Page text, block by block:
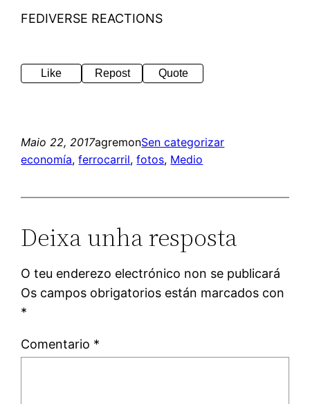
FEDIVERSE REACTIONS
Like Repost Quote
Maio 22, 2017agremonSen categorizar
economía, ferrocarril, fotos, Medio
Deixa unha resposta
O teu enderezo electrónico non se publicará
Os campos obrigatorios están marcados con
*
Comentario *